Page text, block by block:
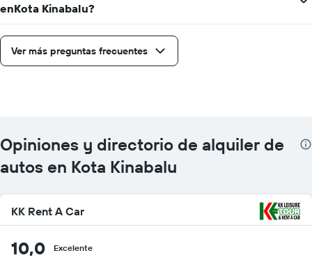
enKota Kinabalu?
Ver más preguntas frecuentes
Opiniones y directorio de alquiler de
autos en Kota Kinabalu
KK Rent A Car
10,0 Excelente